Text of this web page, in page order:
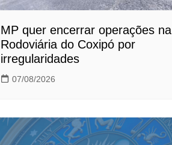
MP quer encerrar operações na
Rodoviária do Coxipó por
irregularidades
07/08/2026